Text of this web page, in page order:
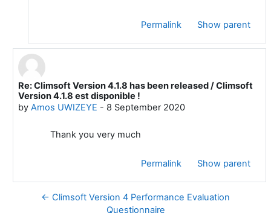
Permalink Show parent
In reply to Marcellin HABIMANA
Re: Climsoft Version 4.1.8 has been released / Climsoft
Version 4.1.8 est disponible !
by Amos UWIZEYE - 8 September 2020
Thank you very much
Permalink Show parent
← Climsoft Version 4 Performance Evaluation
Questionnaire